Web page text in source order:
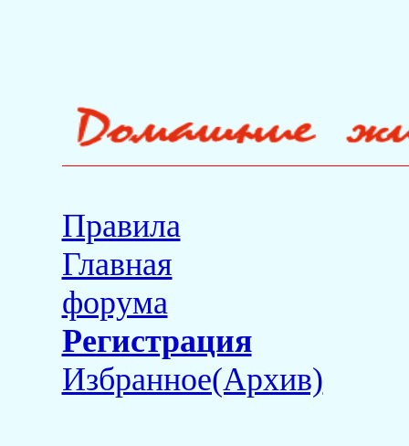
Правила
Главная
форума
Регистрация
Избранное(Архив)